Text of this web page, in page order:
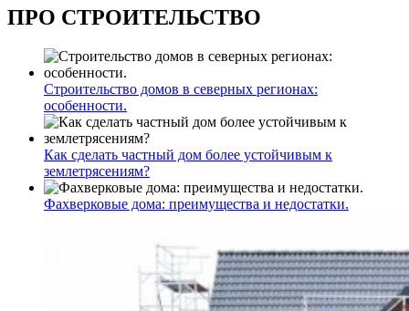
ПРО СТРОИТЕЛЬСТВО
Строительство домов в северных регионах:
особенности.
Как сделать частный дом более устойчивым к
землетрясениям?
Фахверковые дома: преимущества и недостатки.